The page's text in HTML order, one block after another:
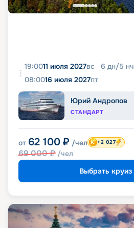
19:0011 июля 2027вс 6 дн/5 нч
08:0016 июля 2027пт
Юрий Андропов
СТАНДАРТ
от 62 100 ₽ /чел
69 000₽ /чел
+2 027
Выбрать круиз